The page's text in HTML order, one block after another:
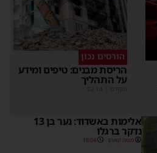
הורסים נכון
הריסת מבנים: טיפים ומידע
על התהליך
מקודם
אלימות באשדוד: נער בן 13
נדקר ברגלו
משה קאהן 18:04